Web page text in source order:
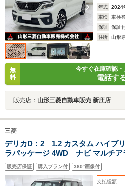
年式 2024
車検
車検
保証
保証
住所
山形
無
料
今すぐ在庫確認
電話す
販売店： 山形三菱自動車販売 新庄店
三菱
デリカD：2 1.2 カスタム ハイブ
ラパッケージ 4WD ナビ マルチア
側電動スライドドア 横滑り防止装
オートライト レーンキープアシス
キ
販売店保証 購入プラン付 360°画像付
支払総額